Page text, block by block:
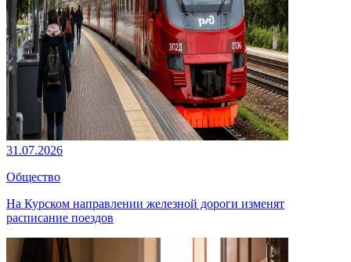
31.07.2026
Общество
На Курском направлении железной дороги изменят
расписание поездов